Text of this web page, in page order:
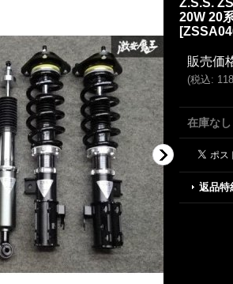
Z.S.S.
20W 20
[
販売価
(税込:
在庫なし
返品特